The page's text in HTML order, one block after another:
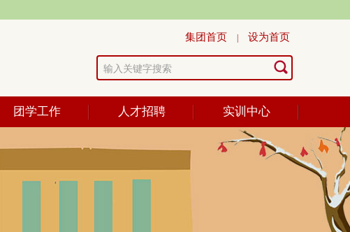
集团首页 设为首页
团学工作 人才招聘 实训中心